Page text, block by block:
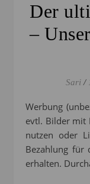
Der
–
Sari /
Werbung (unbezahlt) – Der folgende Artikel enthält
evtl. Bilder mit
nutzen oder
Bezahlung für
erhalten.